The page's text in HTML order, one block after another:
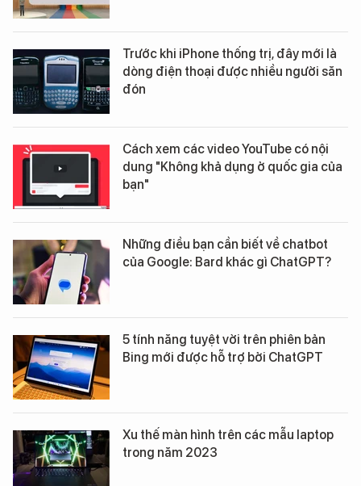
Trước khi iPhone thống trị, đây mới là
dòng điện thoại được nhiều người săn
đón
Cách xem các video YouTube có nội
dung "Không khả dụng ở quốc gia của
bạn"
Những điều bạn cần biết về chatbot
của Google: Bard khác gì ChatGPT?
5 tính năng tuyệt vời trên phiên bản
Bing mới được hỗ trợ bởi ChatGPT
Xu thế màn hình trên các mẫu laptop
trong năm 2023